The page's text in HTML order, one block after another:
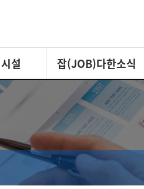
설 잡(JOB)다한소식